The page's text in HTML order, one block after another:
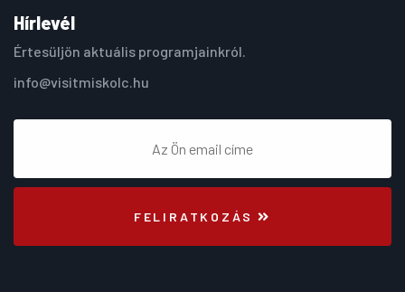
Hírlevél
Értesüljön aktuális programjainkról.
info@visitmiskolc.hu
FELIRATKOZÁS